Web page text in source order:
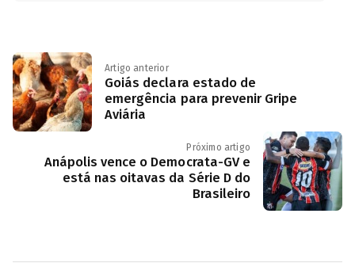
Artigo anterior
Goiás declara estado de
emergência para prevenir Gripe
Aviária
Próximo artigo
Anápolis vence o Democrata-GV e
está nas oitavas da Série D do
Brasileiro